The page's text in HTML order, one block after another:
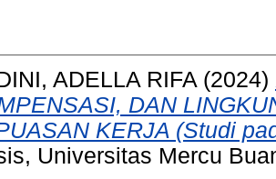
ADELLA RIFA (2024)
DAN
KERJA (Studi
Universitas Mercu